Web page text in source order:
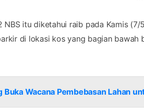
itu diketahui raib pada Kamis
di lokasi kos yang bagian bawah
Buka Wacana Pembebasan Lahan